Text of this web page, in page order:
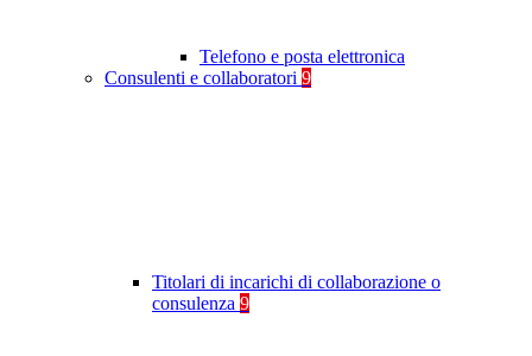
Telefono e posta elettronica
Consulenti e collaboratori 9
Titolari di incarichi di collaborazione o
consulenza 9